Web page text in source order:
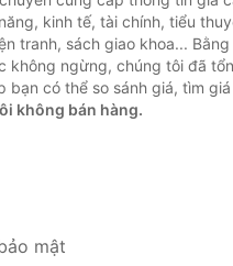
kinh tế, tài chính, tiểu
tranh, sách giao khoa...
không ngừng, chúng tôi đã
bạn có thể so sánh giá, tìm
không bán hàng.
mật